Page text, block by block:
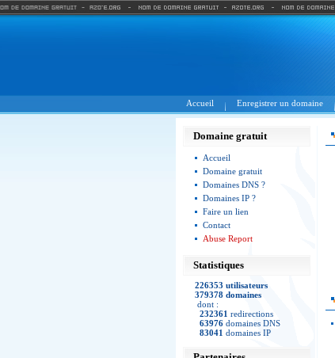
Accueil Enregistrer un domaine
Domaine gratuit
Accueil
Domaine gratuit
Domaines DNS ?
Domaines IP ?
Faire un lien
Contact
Abuse Report
Statistiques
226353 utilisateurs
379378 domaines
dont :
232361 redirections
63976 domaines DNS
83041 domaines IP